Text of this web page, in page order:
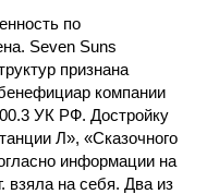
по
Seven Suns
признана
компании
УК РФ. Достройку
Л», «Сказочного
информации на
взяла на себя. Два из